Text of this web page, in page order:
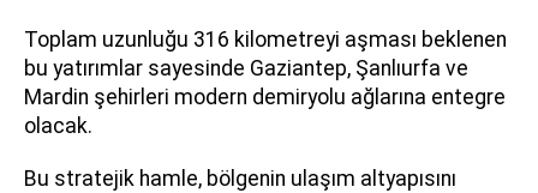
Toplam uzunluğu 316 kilometreyi aşması beklenen
bu yatırımlar sayesinde Gaziantep, Şanlıurfa ve
Mardin şehirleri modern demiryolu ağlarına entegre
olacak.
Bu stratejik hamle, bölgenin ulaşım altyapısını